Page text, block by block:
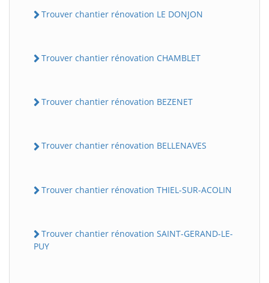
Trouver chantier rénovation LE DONJON
Trouver chantier rénovation CHAMBLET
Trouver chantier rénovation BEZENET
Trouver chantier rénovation BELLENAVES
Trouver chantier rénovation THIEL-SUR-ACOLIN
Trouver chantier rénovation SAINT-GERAND-LE-
PUY